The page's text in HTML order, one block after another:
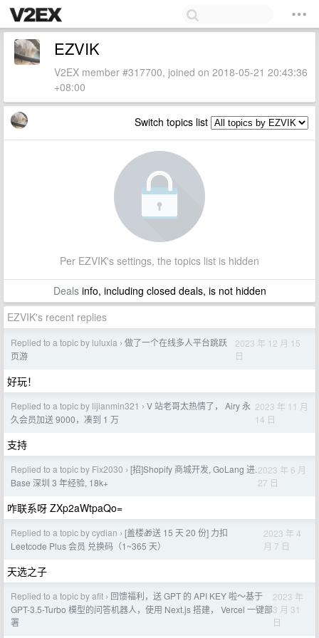
EZVIK
V2EX member #317700, joined on 2018-05-21 20:43:36
+08:00
Switch topics list
Per EZVIK's settings, the topics list is hidden
Dealsinfo, including closed deals, is not hidden
EZVIK's recent replies
Replied to a topic by luluxia › 做了一个在线多人平台跳跃
页游
2023 年 12 月 15
日
好玩！
Replied to a topic by lijianmin321 › V 站老哥太热情了， Airy 永
久会员加送 9000，凑到 1 万
2023 年 11 月
14 日
支持
Replied to a topic by Fix2030 › [招]Shopify 商城开发, GoLang 进.
Base 深圳 3 年经验, 18k+
2023 年 6 月
27 日
咋联系呀 ZXp2aWtpaQo=
Replied to a topic by cydian › [盖楼🎁送 15 天 20 份] 力扣
Leetcode Plus 会员 兑换码（1~365 天）
2023 年 4
月 7 日
天选之子
Replied to a topic by afit › 回馈福利，送 GPT 的 API KEY 啦～基于
GPT-3.5-Turbo 模型的问答机器人，使用 Next.js 搭建， Vercel 一键部
署
2023 年
3 月 31
日